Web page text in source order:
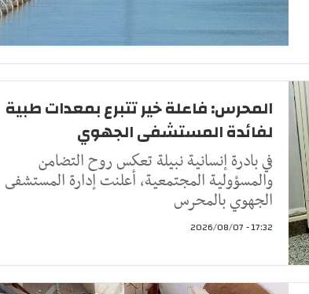
المحرس: فاعلة خير تتبرع بمعدات طبية
لفائدة المستشفى الجهوي
في بادرة إنسانية نبيلة تعكس روح التضامن
والمسؤولية المجتمعية، أعلنت إدارة المستشفى
الجهوي بالمحرس
17:32 - 2026/08/07